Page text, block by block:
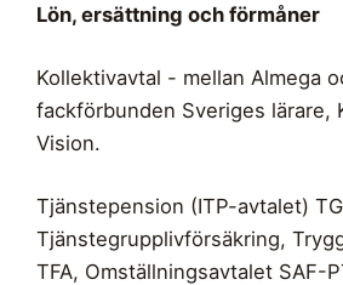
Lön, ersättning och förmåner
Kollektivavtal - mellan Almega
fackförbunden Sveriges lärare,
Vision.
Tjänstepension (ITP-avtalet)
Tjänstegrupplivförsäkring,
TFA, Omställningsavtalet SAF-